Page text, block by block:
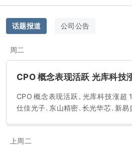
立了一整套端到端的研发项目管理平台
目。在专业人才方面，CIG 海纳百川，
重要项目研发和生产管理工作，如美国
发中心、 华为、中兴、UT 斯达康和上海
话题报道 公司公告
周二
CPO 概念表现活跃 光库科技
CPO 概念表现活跃，光库科技涨超
仕佳光子、东山精密、长光华芯、新
上周二